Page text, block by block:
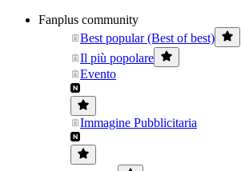
Fanplus community
Best popular (Best of best)
Il più popolare
Evento
Immagine Pubblicitaria